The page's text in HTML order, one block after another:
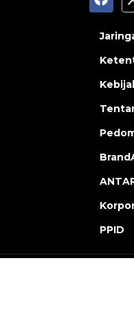
PPID